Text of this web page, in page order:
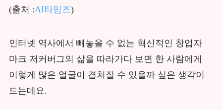
(출처 :AI타임즈)
인터넷 역사에서 빼놓을 수 없는 혁신적인 창업자
마크 저커버그의 삶을 따라가다 보면 한 사람에게
이렇게 많은 얼굴이 겹쳐질 수 있을까 싶은 생각이
드는데요.